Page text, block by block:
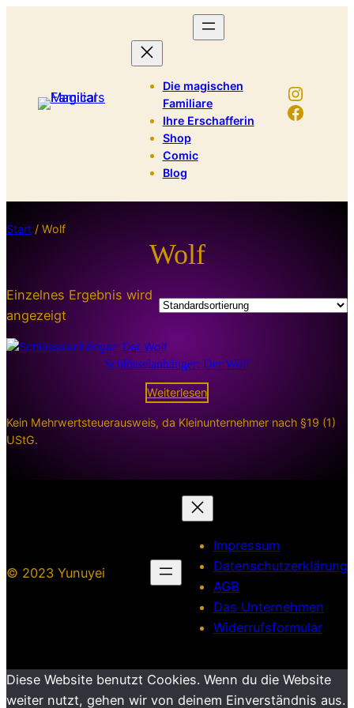
Die magischen
Familiare
Ihre Erschafferin
Shop
Comic
Blog
Start / Wolf
Wolf
Einzelnes Ergebnis wird
angezeigt
Schlüsselanhänger: Der Wolf
Weiterlesen
Kein Mehrwertsteuerausweis, da Kleinunternehmer nach §19 (1)
UStG.
© 2023 Yunuyei
Impressum
Datenschutzerklärung
AGB
Das Unternehmen
Widerrufsformular
Diese Website benutzt Cookies. Wenn du die Website
weiter nutzt, gehen wir von deinem Einverständnis aus.